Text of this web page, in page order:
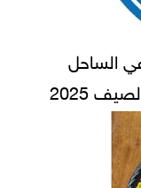
جديدة في الساحل
2025